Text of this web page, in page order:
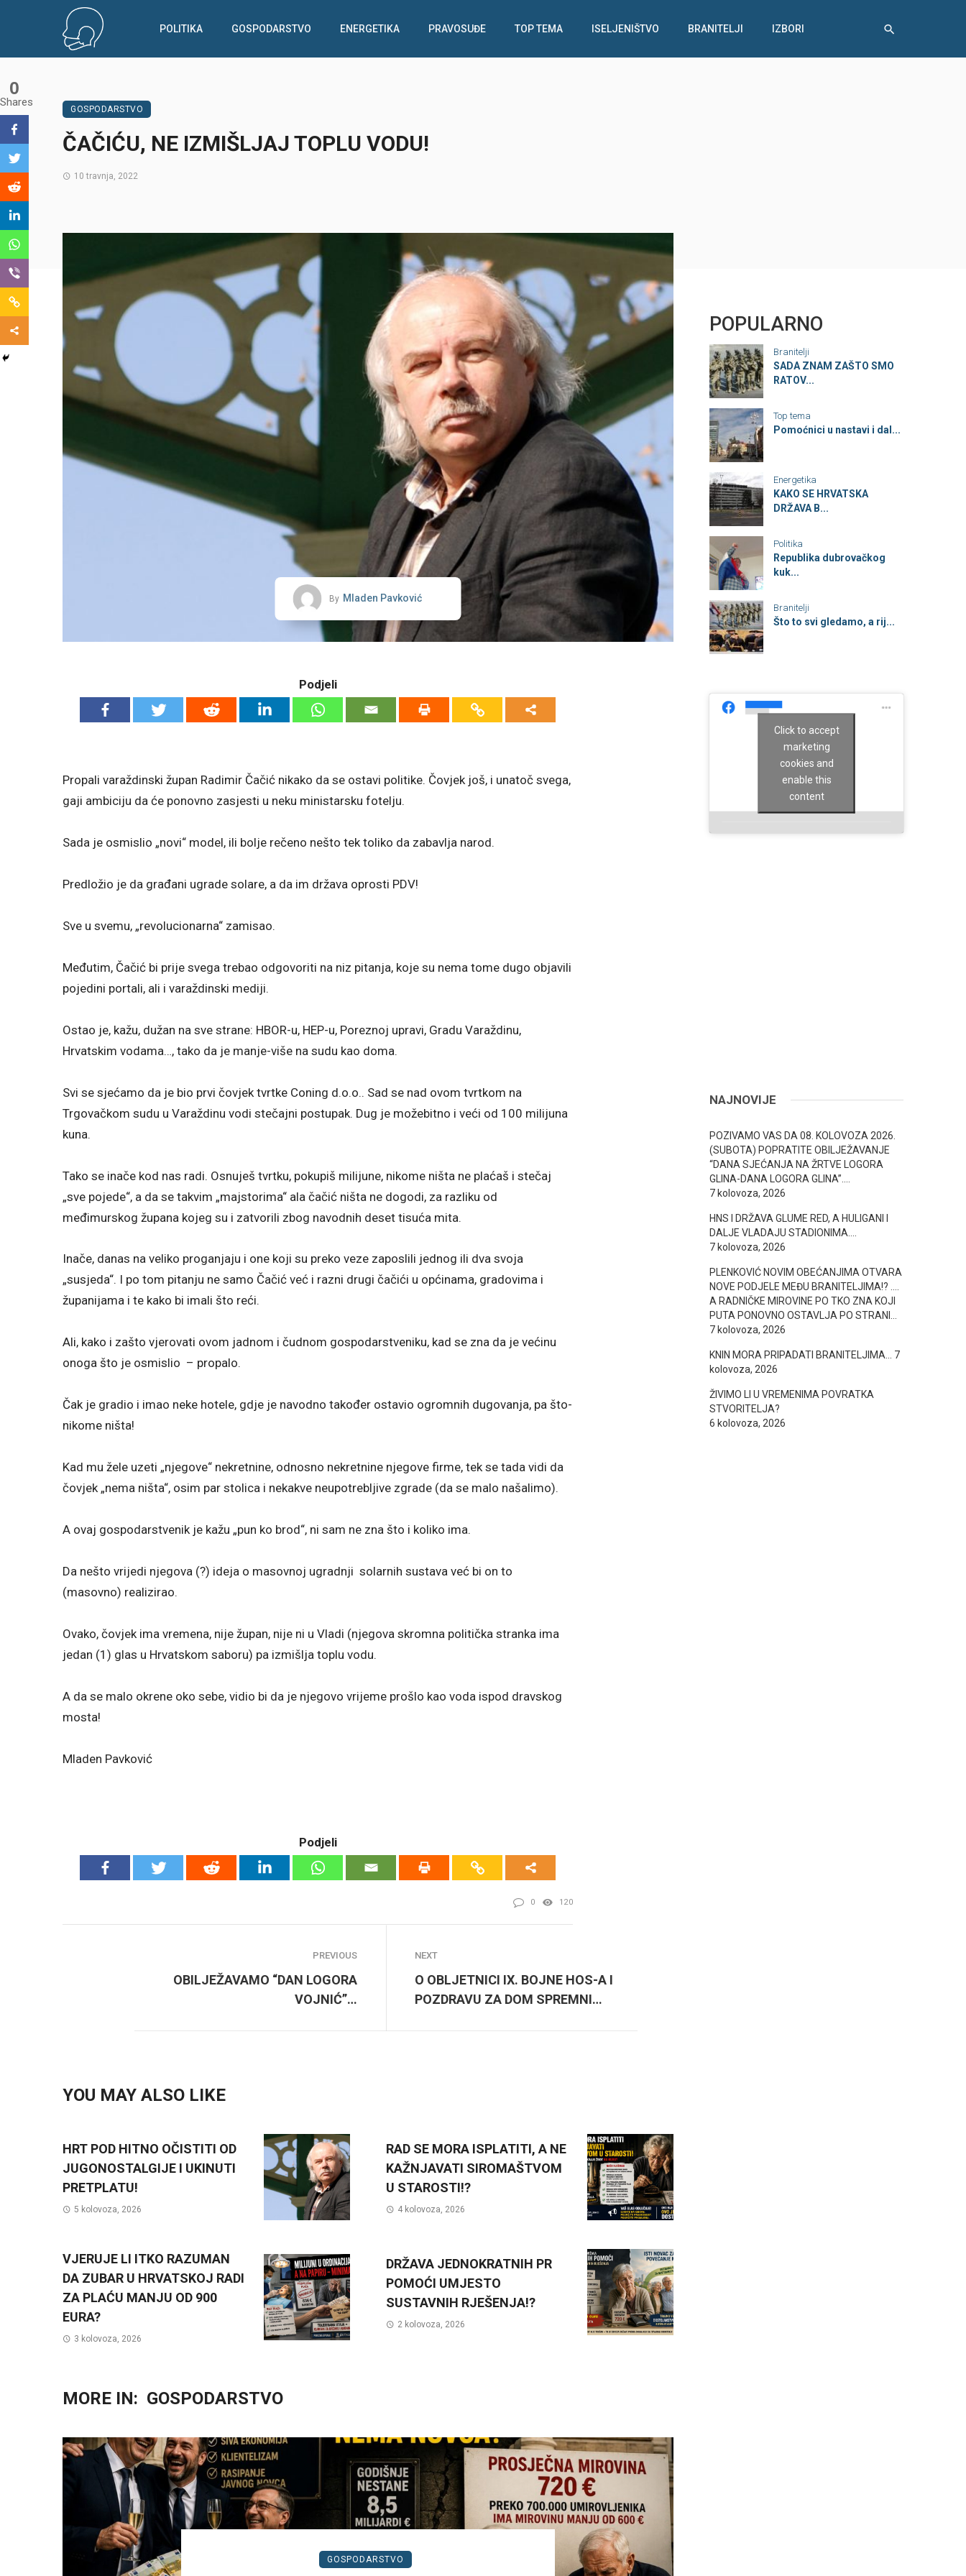
POLITIKA GOSPODARSTVO ENERGETIKA PRAVOSUĐE TOP TEMA ISELJENIŠTVO BRANITELJI IZBORI
GOSPODARSTVO
ČAČIĆU, NE IZMIŠLJAJ TOPLU VODU!
10 travnja, 2022
By Mladen Pavković
Podjeli
Propali varaždinski župan Radimir Čačić nikako da se ostavi politike. Čovjek još, i unatoč svega,
gaji ambiciju da će ponovno zasjesti u neku ministarsku fotelju.
Sada je osmislio „novi“ model, ili bolje rečeno nešto tek toliko da zabavlja narod.
Predložio je da građani ugrade solare, a da im država oprosti PDV!
Sve u svemu, „revolucionarna“ zamisao.
Međutim, Čačić bi prije svega trebao odgovoriti na niz pitanja, koje su nema tome dugo objavili
pojedini portali, ali i varaždinski mediji.
Ostao je, kažu, dužan na sve strane: HBOR-u, HEP-u, Poreznoj upravi, Gradu Varaždinu,
Hrvatskim vodama…, tako da je manje-više na sudu kao doma.
Svi se sjećamo da je bio prvi čovjek tvrtke Coning d.o.o.. Sad se nad ovom tvrtkom na
Trgovačkom sudu u Varaždinu vodi stečajni postupak. Dug je možebitno i veći od 100 milijuna
kuna.
Tako se inače kod nas radi. Osnuješ tvrtku, pokupiš milijune, nikome ništa ne plaćaš i stečaj
„sve pojede“, a da se takvim „majstorima“ ala čačić ništa ne dogodi, za razliku od
međimurskog župana kojeg su i zatvorili zbog navodnih deset tisuća mita.
Inače, danas na veliko proganjaju i one koji su preko veze zaposlili jednog ili dva svoja
„susjeda“. I po tom pitanju ne samo Čačić već i razni drugi čačići u općinama, gradovima i
županijama i te kako bi imali što reći.
Ali, kako i zašto vjerovati ovom jadnom i čudnom gospodarstveniku, kad se zna da je većinu
onoga što je osmislio – propalo.
Čak je gradio i imao neke hotele, gdje je navodno također ostavio ogromnih dugovanja, pa što-
nikome ništa!
Kad mu žele uzeti „njegove“ nekretnine, odnosno nekretnine njegove firme, tek se tada vidi da
čovjek „nema ništa“, osim par stolica i nekakve neupotrebljive zgrade (da se malo našalimo).
A ovaj gospodarstvenik je kažu „pun ko brod“, ni sam ne zna što i koliko ima.
Da nešto vrijedi njegova (?) ideja o masovnoj ugradnji solarnih sustava već bi on to
(masovno) realizirao.
Ovako, čovjek ima vremena, nije župan, nije ni u Vladi (njegova skromna politička stranka ima
jedan (1) glas u Hrvatskom saboru) pa izmišlja toplu vodu.
A da se malo okrene oko sebe, vidio bi da je njegovo vrijeme prošlo kao voda ispod dravskog
mosta!
Mladen Pavković
Podjeli
0
Shares
0 120
PREVIOUS
OBILJEŽAVAMO “DAN LOGORA
VOJNIĆ”…
NEXT
O OBLJETNICI IX. BOJNE HOS-A I
POZDRAVU ZA DOM SPREMNI…
YOU MAY ALSO LIKE
HRT POD HITNO OČISTITI OD
JUGONOSTALGIJE I UKINUTI
PRETPLATU!
5 kolovoza, 2026
RAD SE MORA ISPLATITI, A NE
KAŽNJAVATI SIROMAŠTVOM
U STAROSTI!?
4 kolovoza, 2026
VJERUJE LI ITKO RAZUMAN
DA ZUBAR U HRVATSKOJ RADI
ZA PLAĆU MANJU OD 900
EURA?
3 kolovoza, 2026
DRŽAVA JEDNOKRATNIH PR
POMOĆI UMJESTO
SUSTAVNIH RJEŠENJA!?
2 kolovoza, 2026
MORE IN: GOSPODARSTVO
GOSPODARSTVO
POPULARNO
Branitelji
SADA ZNAM ZAŠTO SMO
RATOV...
Top tema
Pomoćnici u nastavi i dal...
Energetika
KAKO SE HRVATSKA
DRŽAVA B...
Politika
Republika dubrovačkog
kuk...
Branitelji
Što to svi gledamo, a rij...
Click to accept
marketing
cookies and
enable this
content
NAJNOVIJE
POZIVAMO VAS DA 08. KOLOVOZA 2026.
(SUBOTA) POPRATITE OBILJEŽAVANJE
“DANA SJEĆANJA NA ŽRTVE LOGORA
GLINA-DANA LOGORA GLINA”….
7 kolovoza, 2026
HNS I DRŽAVA GLUME RED, A HULIGANI I
DALJE VLADAJU STADIONIMA….
7 kolovoza, 2026
PLENKOVIĆ NOVIM OBEĆANJIMA OTVARA
NOVE PODJELE MEĐU BRANITELJIMA!? ….
A RADNIČKE MIROVINE PO TKO ZNA KOJI
PUTA PONOVNO OSTAVLJA PO STRANI…
7 kolovoza, 2026
KNIN MORA PRIPADATI BRANITELJIMA…
7
kolovoza, 2026
ŽIVIMO LI U VREMENIMA POVRATKA
STVORITELJA?
6 kolovoza, 2026